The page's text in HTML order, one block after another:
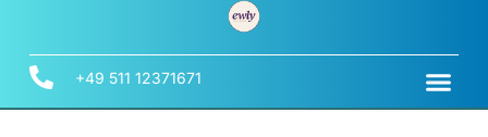
+49 511 12371671